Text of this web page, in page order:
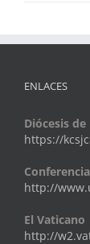
ENLACES
Diócesis de
https://
http://
El Vaticano
http://